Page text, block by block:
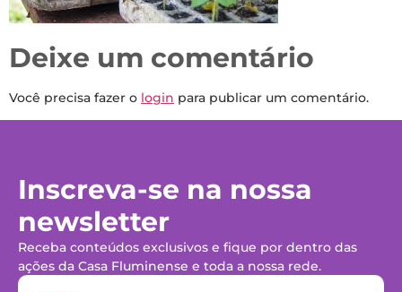
Deixe um comentário
Você precisa fazer o login para publicar um comentário.
Inscreva-se na nossa
newsletter
Receba conteúdos exclusivos e fique por dentro das
ações da Casa Fluminense e toda a nossa rede.